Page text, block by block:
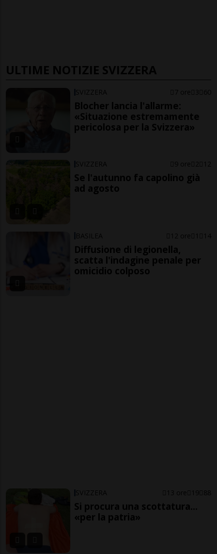
ULTIME NOTIZIE SVIZZERA
SVIZZERA 7 ore 3 60
Blocher lancia l'allarme:
«Situazione estremamente
pericolosa per la Svizzera»
SVIZZERA 9 ore 2 12
Se l'autunno fa capolino già
ad agosto
BASILEA 12 ore 1 14
Diffusione di legionella,
scatta l'indagine penale per
omicidio colposo
SVIZZERA 13 ore 19 88
Si procura una scottatura...
«per la patria»